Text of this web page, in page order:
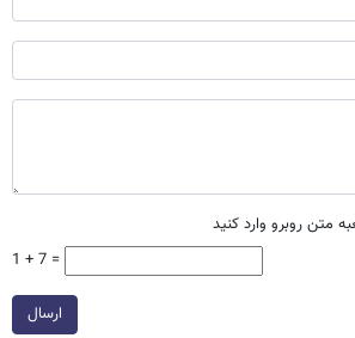
متن روبرو وارد کنید
1 + 7 =
ارسال